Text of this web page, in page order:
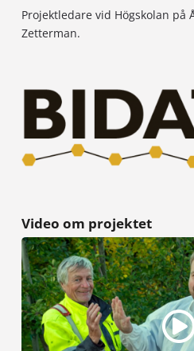
Projektledare vid Högskolan på
Zetterman.
Video om projektet